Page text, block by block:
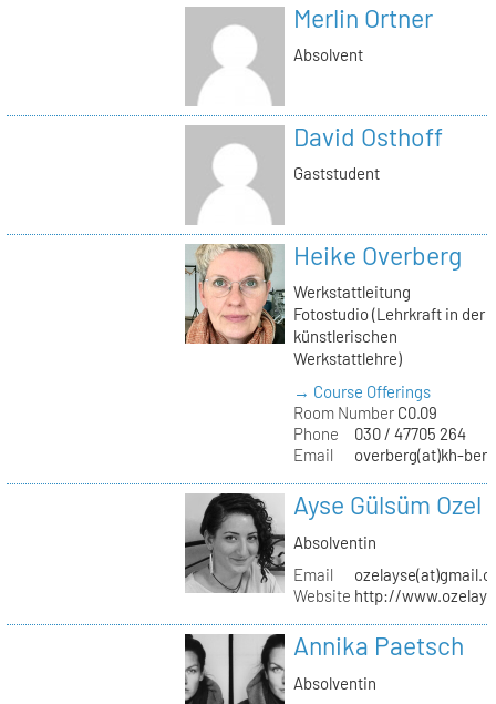
Merlin Ortner
Absolvent
David Osthoff
Gaststudent
Heike Overberg
Werkstattleitung
Fotostudio (Lehrkraft in der
künstlerischen
Werkstattlehre)
→ Course Offerings
Room NumberC0.09
Phone
030 / 47705 264
Email
overberg(at)kh-
Ayse Gülsüm Ozel
Absolventin
Email
Website http://
Annika Paetsch
Absolventin